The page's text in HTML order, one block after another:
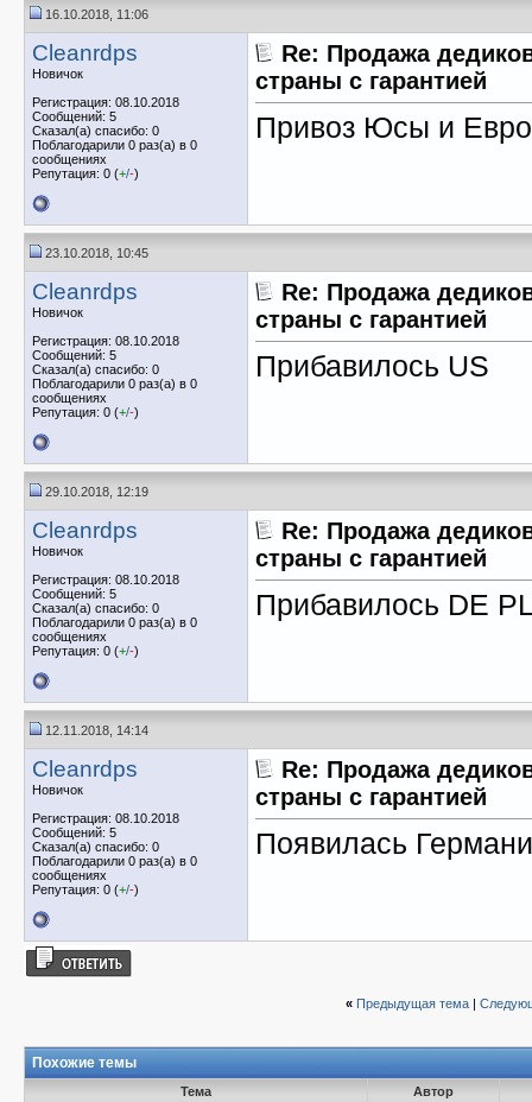
16.10.2018, 11:06
Cleanrdps
Новичок
Регистрация: 08.10.2018
Сообщений: 5
Сказал(а) спасибо: 0
Поблагодарили 0 раз(а) в 0
сообщениях
Репутация: 0 (+/-)
Re: Продажа
страны с гарантией
Привоз Юсы и
23.10.2018, 10:45
Cleanrdps
Новичок
Регистрация: 08.10.2018
Сообщений: 5
Сказал(а) спасибо: 0
Поблагодарили 0 раз(а) в 0
сообщениях
Репутация: 0 (+/-)
Re: Продажа
страны с гарантией
Прибавилось US
29.10.2018, 12:19
Cleanrdps
Новичок
Регистрация: 08.10.2018
Сообщений: 5
Сказал(а) спасибо: 0
Поблагодарили 0 раз(а) в 0
сообщениях
Репутация: 0 (+/-)
Re: Продажа
страны с гарантией
Прибавилось DE
12.11.2018, 14:14
Cleanrdps
Новичок
Регистрация: 08.10.2018
Сообщений: 5
Сказал(а) спасибо: 0
Поблагодарили 0 раз(а) в 0
сообщениях
Репутация: 0 (+/-)
Re: Продажа
страны с гарантией
Появилась
« Предыдущая тема|
Похожие темы
Тема
Автор